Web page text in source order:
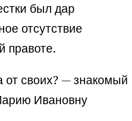
был дар
отсутствие
правоте.
своих? — знакомый
Ивановну